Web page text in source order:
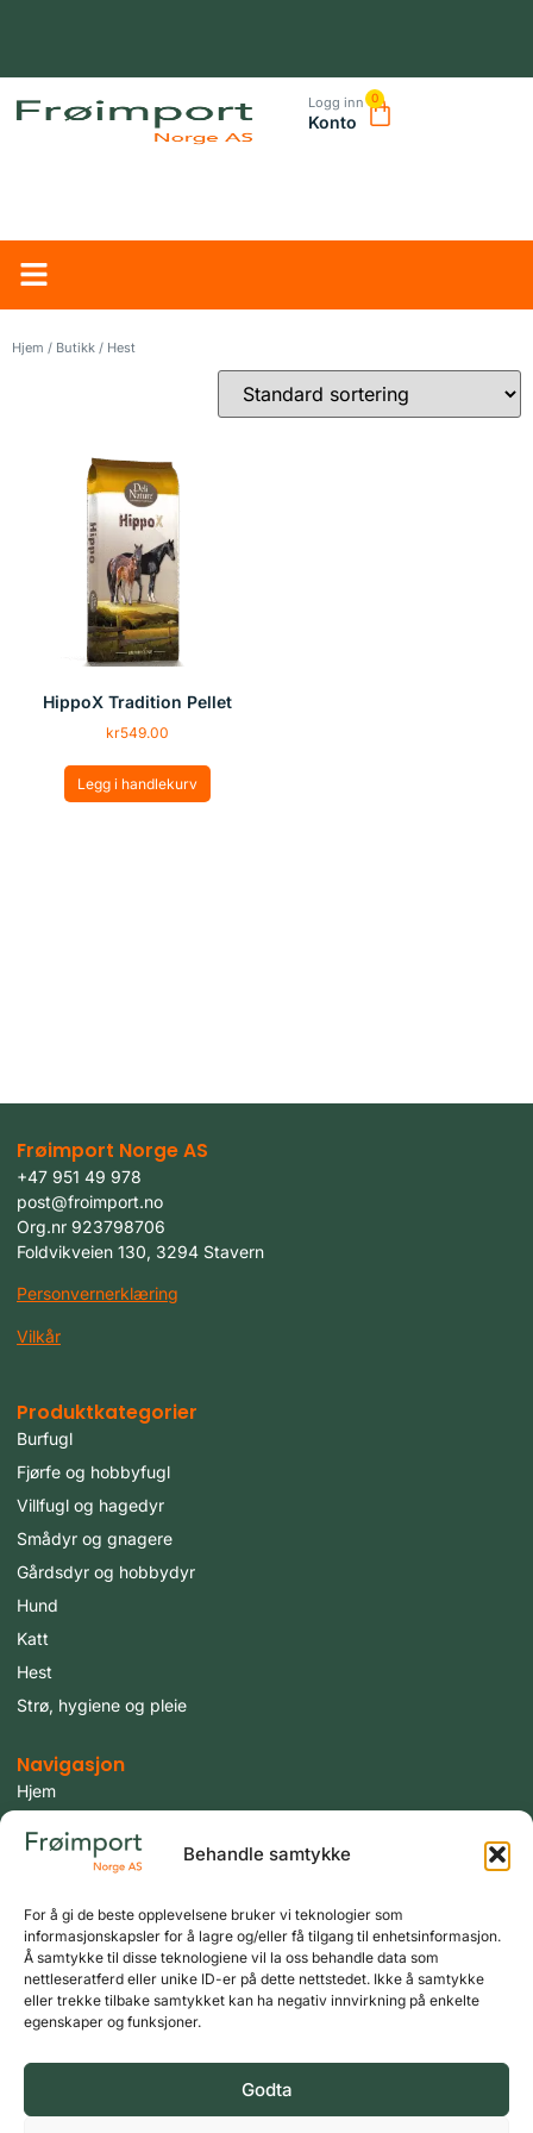
Behandle samtykke
For å gi de beste opplevelsene bruker vi teknologier som
informasjonskapsler for å lagre og/eller få tilgang til enhetsinformasjon.
Å samtykke til disse teknologiene vil la oss behandle data som
nettleseratferd eller unike ID-er på dette nettstedet. Ikke å samtykke
eller trekke tilbake samtykket kan ha negativ innvirkning på enkelte
egenskaper og funksjoner.
Godta
NORSK LEVERANDØR – TRYGG HANDEL OG RASK LEVERING
Logg inn
Konto
0
Hjem / Butikk / Hest
HippoX Tradition Pellet
kr549.00
Legg i handlekurv
Frøimport Norge AS
+47 951 49 978
post@froimport.no
Org.nr 923798706
Foldvikveien 130, 3294 Stavern
Personvernerklæring
Vilkår
Produktkategorier
Burfugl
Fjørfe og hobbyfugl
Villfugl og hagedyr
Smådyr og gnagere
Gårdsdyr og hobbydyr
Hund
Katt
Hest
Strø, hygiene og pleie
Navigasjon
Hjem
Fugler
Aktuelt
Om oss
Kontakt oss
Logg inn